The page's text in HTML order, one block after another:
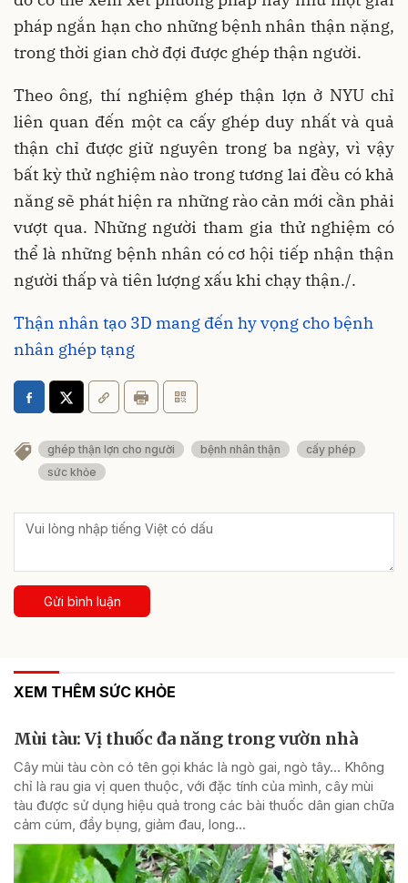
pháp ngắn hạn cho những bệnh nhân thận nặng,
trong thời gian chờ đợi được ghép thận người.
Theo ông, thí nghiệm ghép thận lợn ở NYU chỉ
liên quan đến một ca cấy ghép duy nhất và quả
thận chỉ được giữ nguyên trong ba ngày, vì vậy
bất kỳ thử nghiệm nào trong tương lai đều có khả
năng sẽ phát hiện ra những rào cản mới cần phải
vượt qua. Những người tham gia thử nghiệm có
thể là những bệnh nhân có cơ hội tiếp nhận thận
người thấp và tiên lượng xấu khi chạy thận./.
Thận nhân tạo 3D mang đến hy vọng cho bệnh
nhân ghép tạng
ghép thận lợn cho người bệnh nhân thận
cấy phép
sức khỏe
Gửi bình luận
XEM THÊM SỨC KHỎE
Mùi tàu: Vị thuốc đa năng trong vườn nhà
Cây mùi tàu còn có tên gọi khác là ngò gai, ngò tây… Không
chỉ là rau gia vị quen thuộc, với đặc tính của mình, cây mùi
tàu được sử dụng hiệu quả trong các bài thuốc dân gian chữa
cảm cúm, đầy bụng, giảm đau, long...